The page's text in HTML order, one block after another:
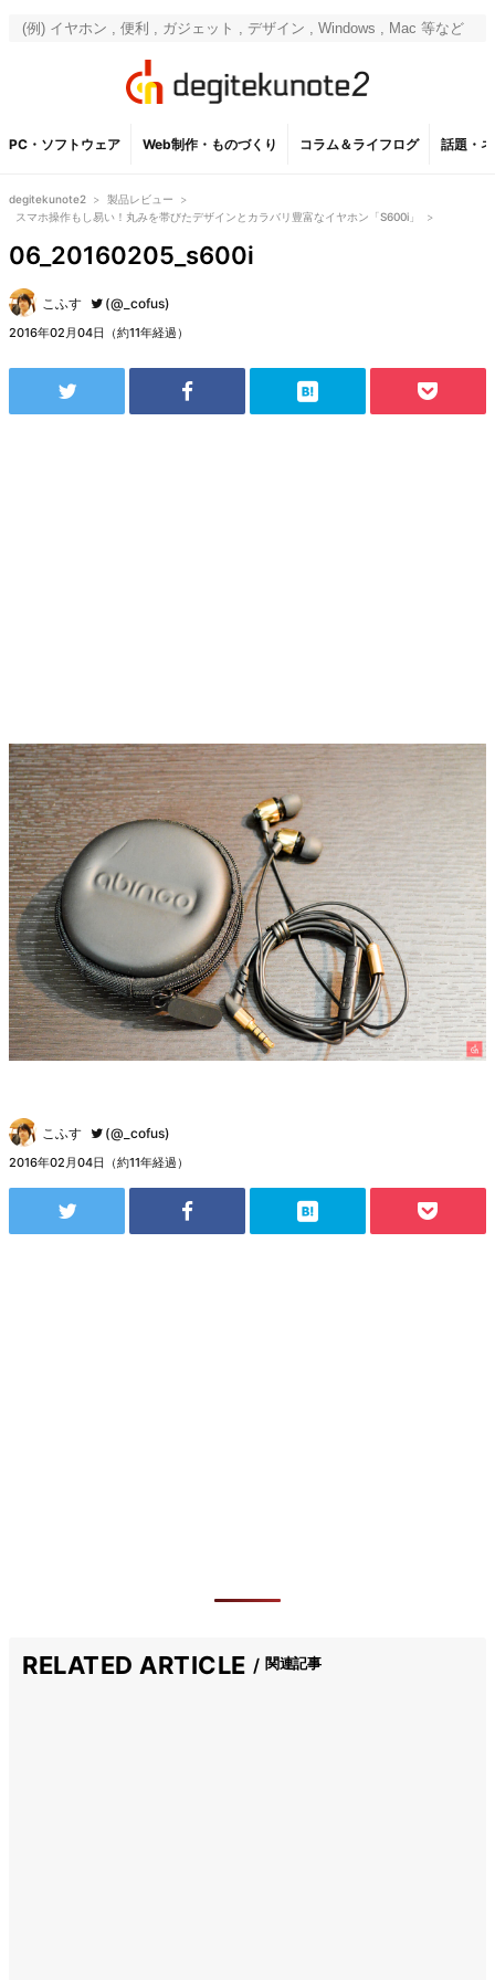
PC・ソフトウェア Web制作・ものづくり コラム＆ライフログ 話題・
degitekunote2 > 製品レビュー
>
スマホ操作もし易い！丸みを帯びたデザインとカラバリ豊富なイヤホン「S600i」
>
06_20160205_s600i
こふす (@_cofus)
2016年02月04日（約11年経過）
こふす (@_cofus)
2016年02月04日（約11年経過）
RELATED ARTICLE 関連記事